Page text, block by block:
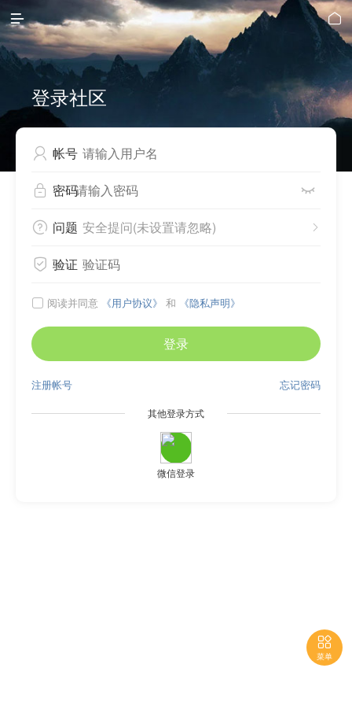
 
登录社区
 帐号
 密码 
 问题 
安全提问(未设置请忽略)
 验证
 阅读并同意 《用户协议》 和 《隐私声明》
登录
忘记密码
注册帐号
其他登录方式
微信登录

菜单